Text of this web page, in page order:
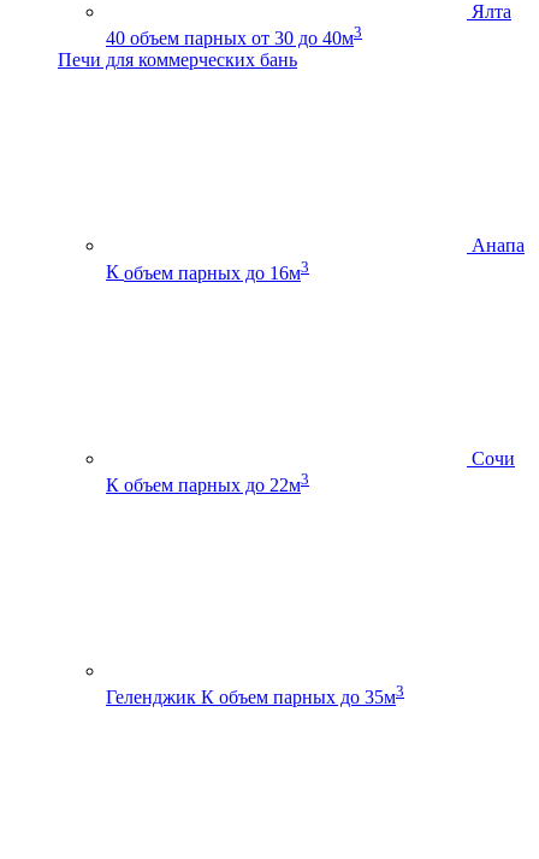
Ялта
40 объем парных от 30 до 40м3
Печи для коммерческих бань
Анапа
К объем парных до 16м3
Сочи
К объем парных до 22м3
Геленджик К объем парных до 35м3